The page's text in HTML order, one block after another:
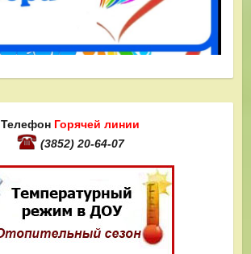
Телефон Горячей линии
(3852) 20-64-07